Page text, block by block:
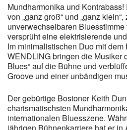
Mundharmonika und
von „ganz groß“ und „ganz
unverwechselbaren
versprüht eine elektrisierende
Im minimalistischen Duo mit
WENDLING bringen die Musiker
Blues“ auf die Bühne und
Groove und einer unbändigen
Der gebürtige Bostoner Keith
charismatischsten
internationalen Bluesszene.
jährigen Bühnenkarriere hat er in